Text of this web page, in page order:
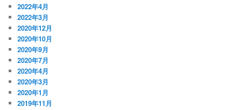
2022年4月
2022年3月
2020年12月
2020年10月
2020年9月
2020年7月
2020年4月
2020年3月
2020年1月
2019年11月